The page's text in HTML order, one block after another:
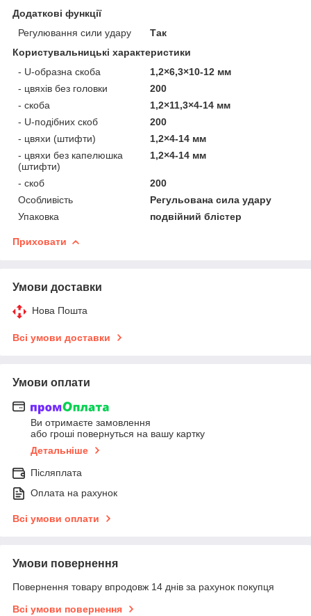
Додаткові функції
Регулювання сили удару
Так
Користувальницькі характеристики
- U-образна скоба
1,2×6,3×10-12 мм
- цвяхів без головки
200
- скоба
1,2×11,3×4-14 мм
- U-подібних скоб
200
- цвяхи (штифти)
1,2×4-14 мм
- цвяхи без капелюшка
(штифти)
1,2×4-14 мм
- скоб
200
Особливість
Регульована сила удару
Упаковка
подвійний блістер
Приховати
Умови доставки
Нова Пошта
Всі умови доставки
Умови оплати
Ви отримаєте замовлення
або гроші повернуться на вашу картку
Детальніше
Післяплата
Оплата на рахунок
Всі умови оплати
Умови повернення
Повернення товару впродовж 14 днів за рахунок покупця
Всі умови повернення